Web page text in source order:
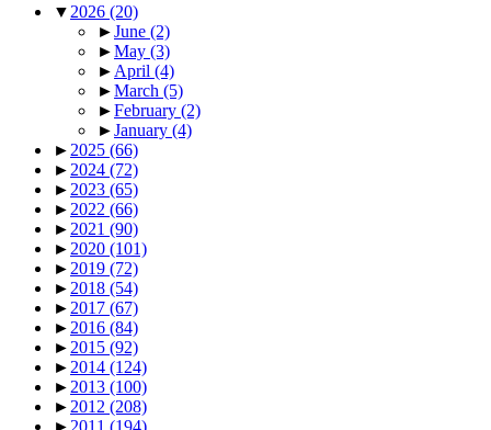
▼ 2026 (20)
►June (2)
►May (3)
► April (4)
►March (5)
►February (2)
►January (4)
► 2025 (66)
► 2024 (72)
► 2023 (65)
► 2022 (66)
► 2021 (90)
► 2020 (101)
► 2019 (72)
► 2018 (54)
► 2017 (67)
► 2016 (84)
► 2015 (92)
► 2014 (124)
► 2013 (100)
► 2012 (208)
► 2011 (194)